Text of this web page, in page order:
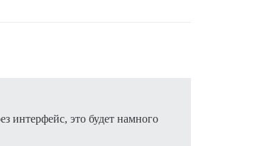
интерфейс, это будет намного